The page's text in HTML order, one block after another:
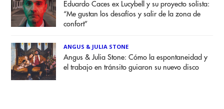
Eduardo Caces ex Lucybell y su proyecto solista:
“Me gustan los desafíos y salir de la zona de
confort”
ANGUS & JULIA STONE
Angus & Julia Stone: Cómo la espontaneidad y
el trabajo en tránsito guiaron su nuevo disco